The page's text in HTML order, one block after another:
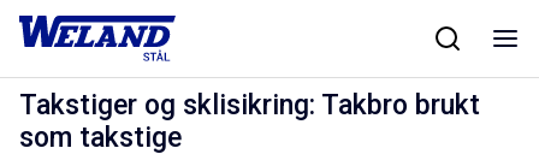
Skip
Hjem/Produkter/Taksikkerhet
Takbro brukt
som takstige
Takstiger og sklisikring: Takbro brukt
som takstige